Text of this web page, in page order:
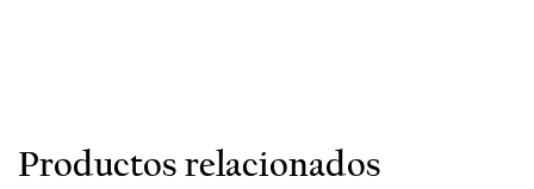
Productos relacionados